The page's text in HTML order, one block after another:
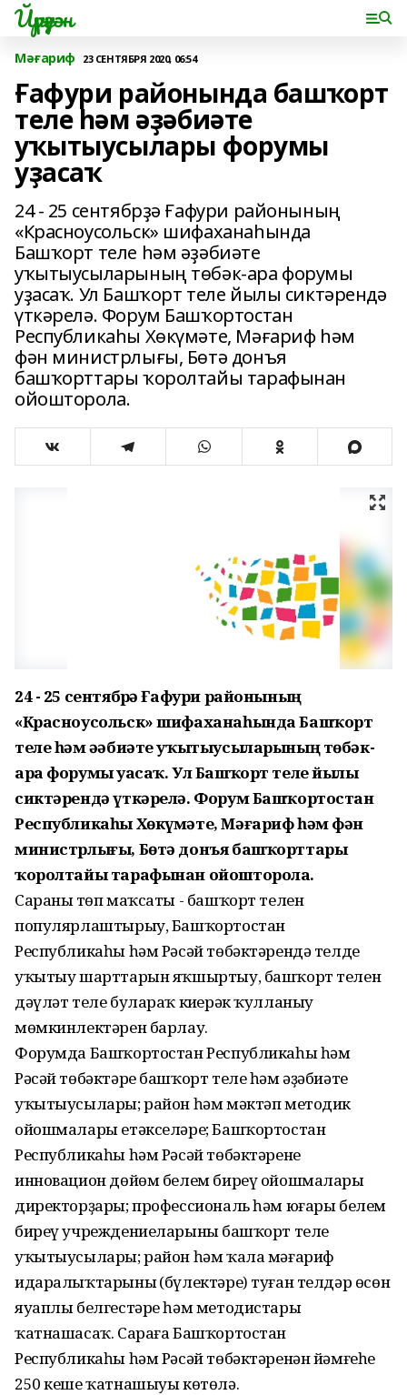
Йүрүҙән
Мәғариф 23 СЕНТЯБРЯ 2020, 06:54
Ғафури районында башҡорт
теле һәм әҙәбиәте
уҡытыусылары форумы
уҙасаҡ
24 - 25 сентябрҙә Ғафури районының
«Красноусольск» шифаханаһында
Башҡорт теле һәм әҙәбиәте
уҡытыусыларының төбәк-ара форумы
уҙасаҡ. Ул Башҡорт теле йылы сиктәрендә
үткәрелә. Форум Башҡортостан
Республикаһы Хөкүмәте, Мәғариф һәм
фән министрлығы, Бөтә донъя
башҡорттары ҡоролтайы тарафынан
ойошторола.
24 - 25 сентябрҙә Ғафури районының
«Красноусольск» шифаханаһында Башҡорт
теле һәм әҙәбиәте уҡытыусыларының төбәк-
ара форумы уҙасаҡ. Ул Башҡорт теле йылы
сиктәрендә үткәрелә. Форум Башҡортостан
Республикаһы Хөкүмәте, Мәғариф һәм фән
министрлығы, Бөтә донъя башҡорттары
ҡоролтайы тарафынан ойошторола.
Сараның төп маҡсаты - башҡорт телен
популярлаштырыу, Башҡортостан
Республикаһы һәм Рәсәй төбәктәрендә телде
уҡытыу шарттарын яҡшыртыу, башҡорт телен
дәүләт теле булараҡ киңерәк ҡулланыу
мөмкинлектәрен барлау.
Форумда Башҡортостан Республикаһы һәм
Рәсәй төбәктәре башҡорт теле һәм әҙәбиәте
уҡытыусылары; район һәм мәктәп методик
ойошмалары етәкселәре; Башҡортостан
Республикаһы һәм Рәсәй төбәктәренең
инновацион дөйөм белем биреү ойошмалары
директорҙары; профессиональ һәм юғары белем
биреү учреждениеларының башҡорт теле
уҡытыусылары; район һәм ҡала мәғариф
идаралыҡтарының (бүлектәре) туған телдәр өсөн
яуаплы белгестәре һәм методистары
ҡатнашасаҡ. Сараға Башҡортостан
Республикаһы һәм Рәсәй төбәктәренән йәмғеһе
250 кеше ҡатнашыуы көтөлә.